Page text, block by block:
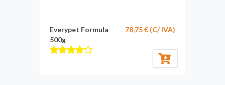
78,75 € (C/ IVA)
Everypet Formula
500g